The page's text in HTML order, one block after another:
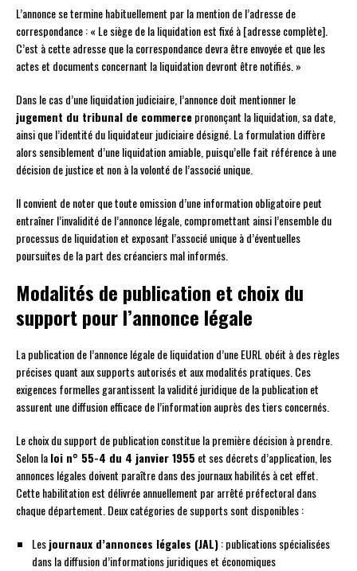
L’annonce se termine habituellement par la mention de l’adresse de
correspondance : « Le siège de la liquidation est fixé à [adresse complète].
C’est à cette adresse que la correspondance devra être envoyée et que les
actes et documents concernant la liquidation devront être notifiés. »
Dans le cas d’une liquidation judiciaire, l’annonce doit mentionner le
jugement du tribunal de commerceprononçant la liquidation, sa date,
ainsi que l’identité du liquidateur judiciaire désigné. La formulation diffère
alors sensiblement d’une liquidation amiable, puisqu’elle fait référence à une
décision de justice et non à la volonté de l’associé unique.
Il convient de noter que toute omission d’une information obligatoire peut
entraîner l’invalidité de l’annonce légale, compromettant ainsi l’ensemble du
processus de liquidation et exposant l’associé unique à d’éventuelles
poursuites de la part des créanciers mal informés.
Modalités de publication et choix du
support pour l’annonce légale
La publication de l’annonce légale de liquidation d’une EURL obéit à des règles
précises quant aux supports autorisés et aux modalités pratiques. Ces
exigences formelles garantissent la validité juridique de la publication et
assurent une diffusion efficace de l’information auprès des tiers concernés.
Le choix du support de publication constitue la première décision à prendre.
Selon laloi n° 55-4 du 4 janvier 1955 et ses décrets d’application, les
annonces légales doivent paraître dans des journaux habilités à cet effet.
Cette habilitation est délivrée annuellement par arrêté préfectoral dans
chaque département. Deux catégories de supports sont disponibles :
Lesjournaux d’annonces légales (JAL): publications spécialisées
dans la diffusion d’informations juridiques et économiques